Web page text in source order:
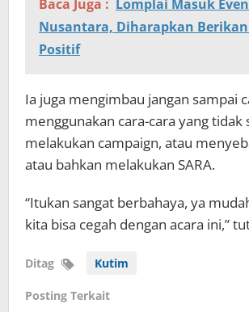
Baca Juga : Lomplai Masuk
Nusantara, Diharapkan
Positif
Ia juga mengimbau jangan sampai
menggunakan cara-cara yang tidak
melakukan campaign, atau
atau bahkan melakukan SARA.
“Itukan sangat berbahaya, ya
kita bisa cegah dengan acara ini,”
Ditag Kutim
Posting Terkait